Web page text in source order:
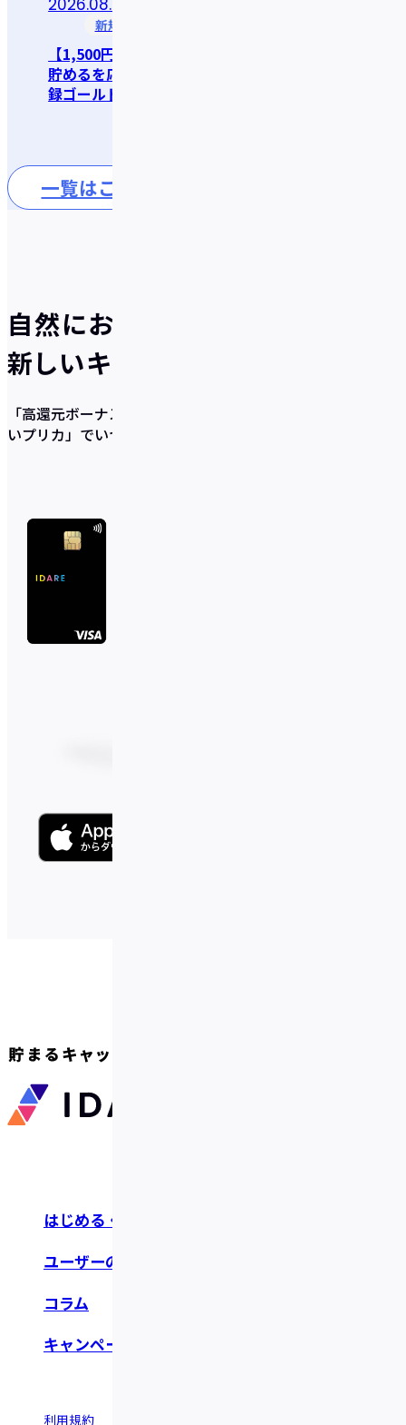
2026.08.31 23:59
新規登録
【1,500円分もらえる】
貯めるを応援！！新規登
録ゴールドキャンペーン
一覧はこちら
自然にお得が貯まる、
新しいキャッシュレスのかたち
「高還元ボーナス×充実の貯蓄サポート機能×使いやす
いプリカ」 でいつの間にか貯まるを実現
はじめる・つかう
ユーザーの声
コラム
キャンペーン
利用規約